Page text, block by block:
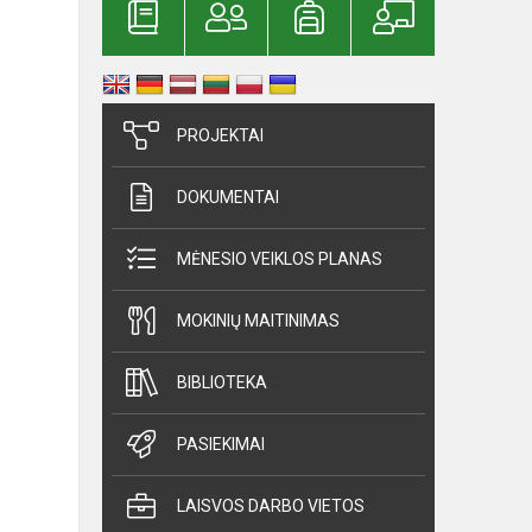
PROJEKTAI
DOKUMENTAI
MĖNESIO VEIKLOS PLANAS
MOKINIŲ MAITINIMAS
BIBLIOTEKA
PASIEKIMAI
LAISVOS DARBO VIETOS